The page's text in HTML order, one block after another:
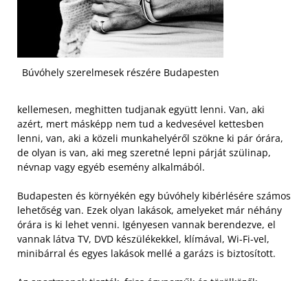
Búvóhely szerelmesek részére Budapesten
kellemesen, meghitten tudjanak együtt lenni. Van, aki
azért, mert másképp nem tud a kedvesével kettesben
lenni, van, aki a közeli munkahelyéről szökne ki pár órára,
de olyan is van, aki meg szeretné lepni párját szülinap,
névnap vagy egyéb esemény alkalmából.
Budapesten és környékén egy búvóhely kibérlésére számos
lehetőség van. Ezek olyan lakások, amelyeket már néhány
órára is ki lehet venni. Igényesen vannak berendezve, el
vannak látva TV, DVD készülékekkel, klímával, Wi-Fi-vel,
minibárral és egyes lakások mellé a garázs is biztosított.